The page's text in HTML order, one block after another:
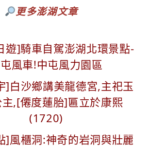
更多澎湖文章
遊]騎車自駕澎湖北環景點-
風車!中屯風力園區
]白沙鄉講美龍德宮,主祀玉
主,[僊度蓮胎]匾立於康熙
(1720)
]風櫃洞:神奇的岩洞與壯麗